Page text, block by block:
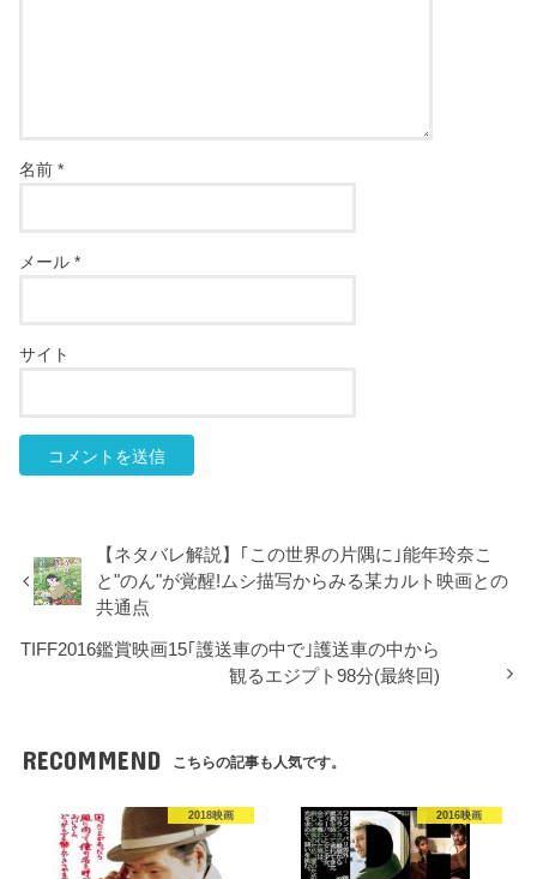
名前*
メール*
サイト
【ネタバレ解説】｢この世界の片隅に｣能年玲奈こ
と"のん"が覚醒!ムシ描写からみる某カルト映画との
共通点
TIFF2016鑑賞映画15｢護送車の中で｣護送車の中から
観るエジプト98分(最終回)
RECOMMEND こちらの記事も人気です。
2018映画 2016映画